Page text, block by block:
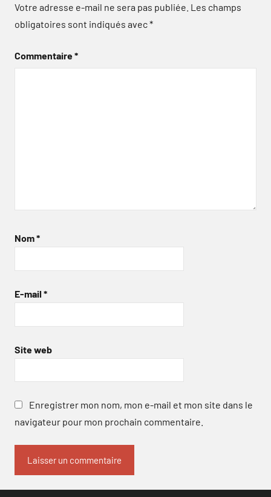
Votre adresse e-mail ne sera pas publiée. Les champs
obligatoires sont indiqués avec*
Commentaire*
Nom*
E-mail *
Site web
Enregistrer mon nom, mon e-mail et mon site dans le
navigateur pour mon prochain commentaire.